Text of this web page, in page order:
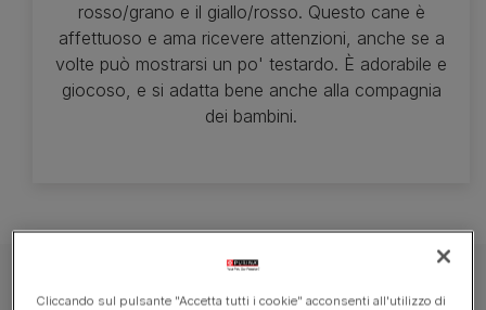
rosso/grano e il giallo/rosso. Questo cane è
affettuoso e ama ricevere attenzioni, anche se a
volte può mostrarsi un po' testardo. È adorabile e
giocoso, e si adatta bene anche alla compagnia
dei bambini.
Cliccando sul pulsante "Accetta tutti i cookie" acconsenti all'utilizzo di